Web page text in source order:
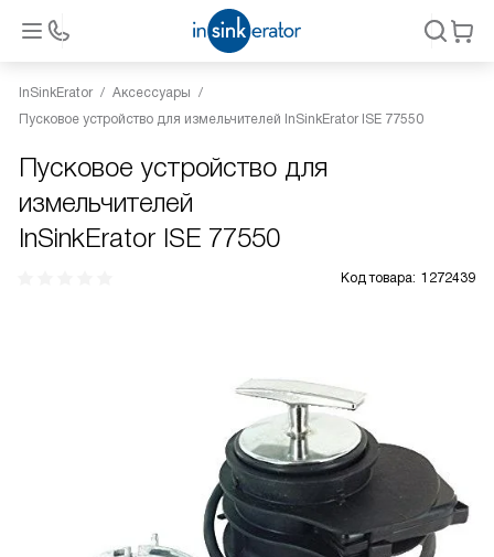
InSinkErator
Аксессуары
Пусковое устройство для измельчителей InSinkErator ISE 77550
Пусковое устройство для
измельчителей
InSinkErator ISE 77550
Код товара: 1272439